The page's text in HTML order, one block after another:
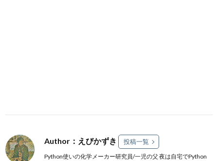
Author：えびかずき 投稿一覧
Python使いの化学メーカー研究員/一児の父 夜は自宅でPython